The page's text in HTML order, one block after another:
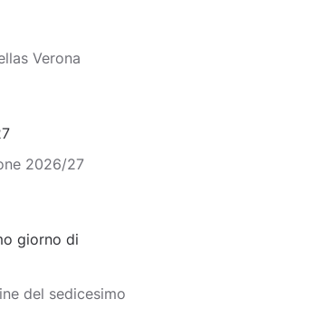
Verona
2026/27
giorno di
del sedicesimo